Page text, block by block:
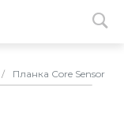
/ Планка Core Sensor Pro